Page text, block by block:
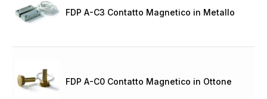
FDP A-C3 Contatto Magnetico in Metallo
FDP A-C0 Contatto Magnetico in Ottone